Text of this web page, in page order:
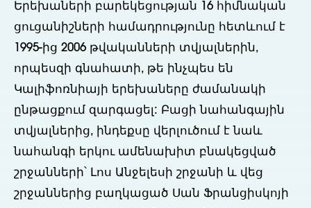
Երեխաների բարեկեցության 16 հիմնական
ցուցանիշների համադրությունը հետևում է
1995-ից 2006 թվականների տվյալներին,
որպեսզի գնահատի, թե ինչպես են
Կալիֆոռնիայի երեխաները ժամանակի
ընթացքում զարգացել: Բացի նահանգային
տվյալներից, ինդեքսը վերլուծում է նաև
նահանգի երկու ամենախիտ բնակեցված
շրջանների՝ Լոս Անջելեսի շրջանի և վեց
շրջաններից բաղկացած Սան Ֆրանցիսկոյի